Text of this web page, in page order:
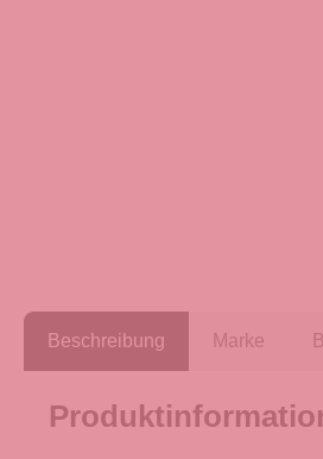
Beschreibung Marke